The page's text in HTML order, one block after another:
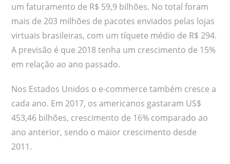
um faturamento de R$ 59,9 bilhões. No total foram
mais de 203 milhões de pacotes enviados pelas lojas
virtuais brasileiras, com um tíquete médio de R$ 294.
A previsão é que 2018 tenha um crescimento de 15%
em relação ao ano passado.
Nos Estados Unidos o e-commerce também cresce a
cada ano. Em 2017, os americanos gastaram US$
453,46 bilhões, crescimento de 16% comparado ao
ano anterior, sendo o maior crescimento desde
2011.